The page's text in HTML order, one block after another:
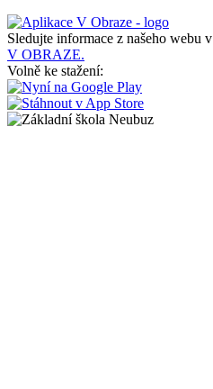
Sledujte informace z našeho webu v
V OBRAZE.
Volně ke stažení: